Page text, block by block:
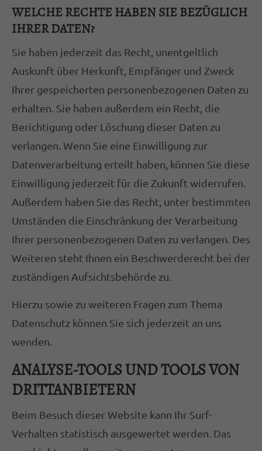
WELCHE RECHTE HABEN SIE BEZÜGLICH
IHRER DATEN?
Sie haben jederzeit das Recht, unentgeltlich
Auskunft über Herkunft, Empfänger und Zweck
Ihrer gespeicherten personenbezogenen Daten zu
erhalten. Sie haben außerdem ein Recht, die
Berichtigung oder Löschung dieser Daten zu
verlangen. Wenn Sie eine Einwilligung zur
Datenverarbeitung erteilt haben, können Sie diese
Einwilligung jederzeit für die Zukunft widerrufen.
Außerdem haben Sie das Recht, unter bestimmten
Umständen die Einschränkung der Verarbeitung
Ihrer personenbezogenen Daten zu verlangen. Des
Weiteren steht Ihnen ein Beschwerderecht bei der
zuständigen Aufsichtsbehörde zu.
Hierzu sowie zu weiteren Fragen zum Thema
Datenschutz können Sie sich jederzeit an uns
wenden.
ANALYSE-TOOLS UND TOOLS VON
DRITT­ANBIETERN
Beim Besuch dieser Website kann Ihr Surf-
Verhalten statistisch ausgewertet werden. Das